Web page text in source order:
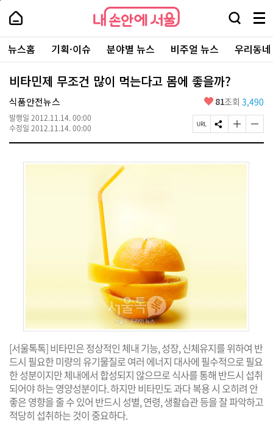
본
로
가
내
손
안
에
서
울
-
서
울
시
대
표
소
내
손
에
울
검
창
열
기
메
뉴
전
체
보
주
요
서
뉴스홈 기획·이슈 분야별 뉴스 비주얼 뉴스 우리동
비타민제 무조건 많이 먹는다고 몸에 좋을까?
식품안전뉴스
발행일 2012.11.14. 00:00
수정일 2012.11.14. 00:00
좋
요
81조회 3,490
페
이
U
S
N
공
글
자
기
글
자
[서울톡톡] 비타민은 정상적인 체내 기능, 성장, 신체유지를 위하여 반
드시 필요한 미량의 유기물질로 여러 에너지 대사에 필수적으로 필요
한 성분이지만 체내에서 합성되지 않으므로 식사를 통해 반드시 섭취
되어야 하는 영양성분이다. 하지만 비타민도 과다 복용 시 오히려 안
좋은 영향을 줄 수 있어 반드시 성별, 연령, 생활습관 등을 잘 파악하고
적당히 섭취하는 것이 중요하다.
페
상
단
로